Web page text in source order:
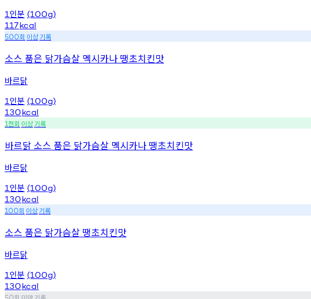
1 인분 (100g)
117kcal
500회 이상기록
소스 품은 닭가슴살 멕시카나 땡초치킨맛
바르닭
1 인분 (100g)
130kcal
1천회 이상기록
바르닭 소스 품은 닭가슴살 멕시카나 땡초치킨맛
바르닭
1 인분 (100g)
130kcal
100회 이상기록
소스 품은 닭가슴살 땡초치킨맛
바르닭
1 인분 (100g)
130kcal
50회 미만기록